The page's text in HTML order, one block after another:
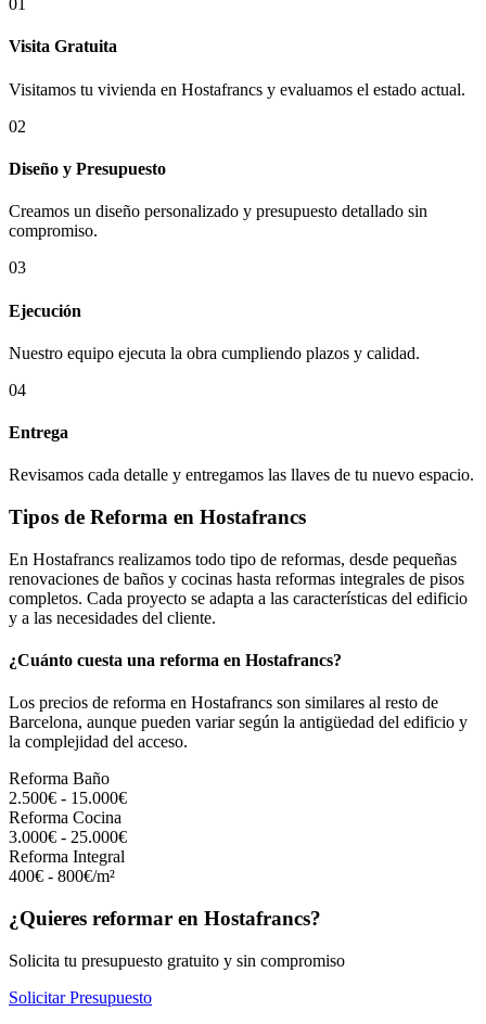
01
Visita Gratuita
Visitamos tu vivienda en Hostafrancs y evaluamos el estado actual.
02
Diseño y Presupuesto
Creamos un diseño personalizado y presupuesto detallado sin
compromiso.
03
Ejecución
Nuestro equipo ejecuta la obra cumpliendo plazos y calidad.
04
Entrega
Revisamos cada detalle y entregamos las llaves de tu nuevo espacio.
Tipos de Reforma en Hostafrancs
En Hostafrancs realizamos todo tipo de reformas, desde pequeñas
renovaciones de baños y cocinas hasta reformas integrales de pisos
completos. Cada proyecto se adapta a las características del edificio
y a las necesidades del cliente.
¿Cuánto cuesta una reforma en Hostafrancs?
Los precios de reforma en Hostafrancs son similares al resto de
Barcelona, aunque pueden variar según la antigüedad del edificio y
la complejidad del acceso.
Reforma Baño
2.500€ - 15.000€
Reforma Cocina
3.000€ - 25.000€
Reforma Integral
400€ - 800€/m²
¿Quieres reformar en Hostafrancs?
Solicita tu presupuesto gratuito y sin compromiso
Solicitar Presupuesto